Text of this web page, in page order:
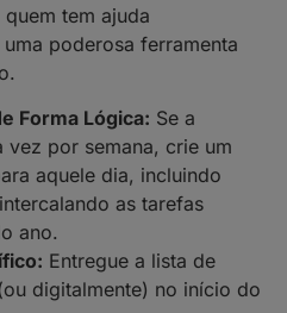
tem ajuda
poderosa ferramenta
Forma Lógica: Se a
vez por semana, crie um
aquele dia, incluindo
as tarefas
ano.
Entregue a lista de
digitalmente) no início do